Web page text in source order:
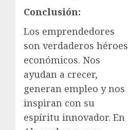
Conclusión:
Los emprendedores
son verdaderos héroes
económicos. Nos
ayudan a crecer,
generan empleo y nos
inspiran con su
espíritu innovador. En